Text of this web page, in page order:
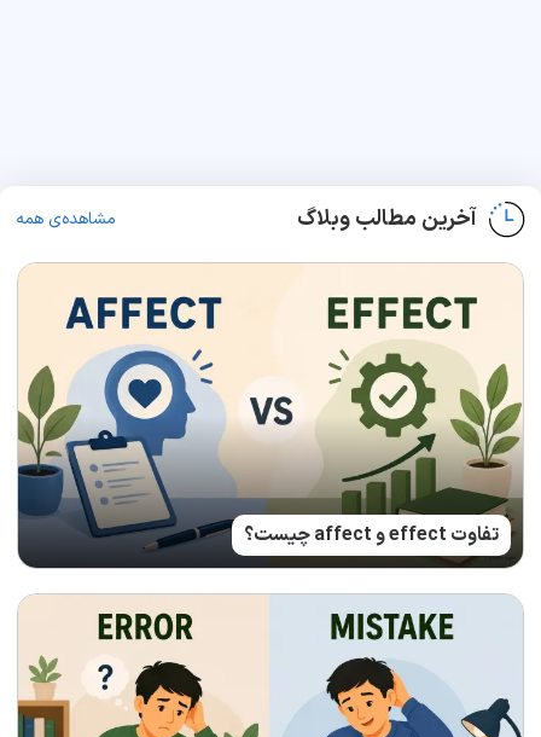
آخرین مطالب وبلاگ مشاهده‌ی همه
تفاوت effect و affect چیست؟